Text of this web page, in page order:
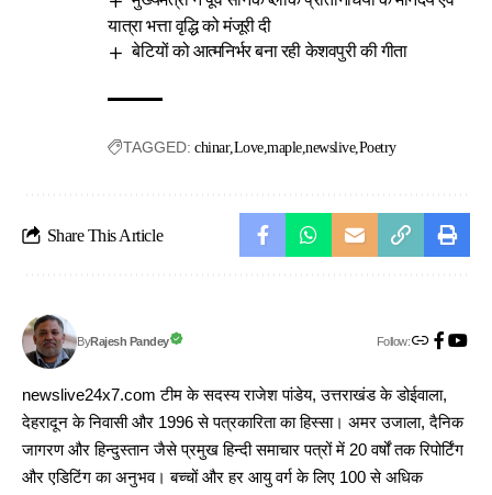
यात्रा भत्ता वृद्धि को मंजूरी दी
बेटियों को आत्मनिर्भर बना रही केशवपुरी की गीता
TAGGED: chinar Love maple newslive Poetry
Share This Article
ByRajesh Pandey Follow:
newslive24x7.com टीम के सदस्य राजेश पांडेय, उत्तराखंड के डोईवाला,
देहरादून के निवासी और 1996 से पत्रकारिता का हिस्सा। अमर उजाला, दैनिक
जागरण और हिन्दुस्तान जैसे प्रमुख हिन्दी समाचार पत्रों में 20 वर्षों तक रिपोर्टिंग
और एडिटिंग का अनुभव। बच्चों और हर आयु वर्ग के लिए 100 से अधिक